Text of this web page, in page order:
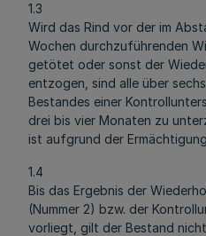
1.3
Wird das Rind vor der im
Wochen durchzuführenden
getötet oder sonst der
entzogen, sind alle über
Bestandes einer
drei bis vier Monaten zu
ist aufgrund der
1.4
Bis das Ergebnis der
(Nummer 2) bzw. der
vorliegt, gilt der Bestand